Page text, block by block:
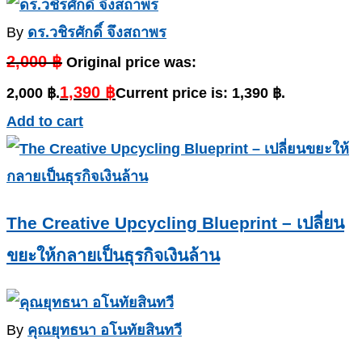
By ดร.วชิรศักดิ์ จึงสถาพร
2,000฿ Original price was:
2,000 ฿.1,390 ฿Current price is: 1,390 ฿.
Add to cart
The Creative Upcycling Blueprint – เปลี่ยน
ขยะให้กลายเป็นธุรกิจเงินล้าน
By คุณยุทธนา อโนทัยสินทวี